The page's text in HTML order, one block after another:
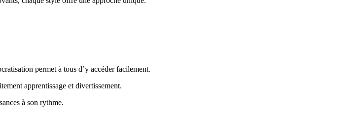
permet à tous d’y accéder facilement.
apprentissage et divertissement.
à son rythme.